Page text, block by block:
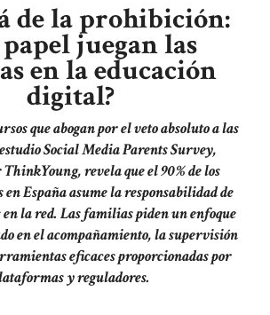
de la prohibición:
papel juegan las
en la educación
digital?
que abogan por el veto absoluto a las
Social Media Parents Survey,
revela que el 90% de los
en España asume la responsabilidad de
la red. Las familias piden un enfoque
en el acompañamiento, la supervisión
eficaces proporcionadas por
y reguladores.